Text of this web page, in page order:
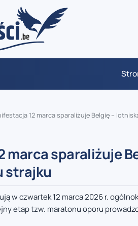
12 marca sparaliżuje Belgię –
marca sparaliżuje
strajku
w czwartek 12 marca 2026 r.
etap tzw. maratonu oporu